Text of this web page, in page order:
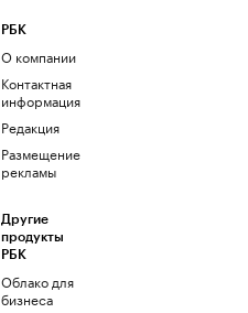
РБК
О компании
Контактная
информация
Редакция
Размещение
рекламы
Другие
продукты
РБК
Облако для
бизнеса